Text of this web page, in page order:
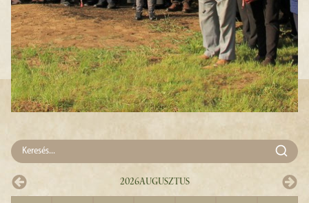
2026Augusztus